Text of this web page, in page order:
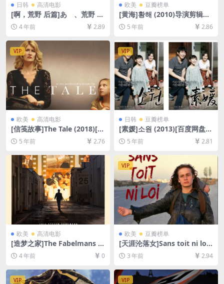
日韩 高清电影
[啊，荒野 后篇]あゝ、荒野 後
篇 (2017)[百度网盘+迅雷云盘
资源1080P超清未删减][MP4/
9.3GB][日语中字]
4 年前 2.89
欧美 豆瓣榜单
[黄海]황해 (2010)导演剪辑版
[百度网盘+夸克网盘+迅雷云
盘资源1080P超清未删减][MP
5 年前 2.86
VIP
欧美 高清电影
[信笺故事]The Tale (2018)[百
度网盘+迅雷云盘资源1080P
超清未删减][MP4/7.5GB][中
英字幕]
5 年前 2.76
VIP
日韩 豆瓣榜单
[素媛]소원 (2013)[百度网盘
+夸克网盘+迅雷云盘资源1080
P超清未删减][MP4/7.7GB][韩
语中字]
5 年前 2.81
欧美 高清电影
[造梦之家]The Fabelmans (2
022)[百度网盘+迅雷云盘资源
1080P超清未删减][MP4/8G
4 年前 0
VIP
欧美 豆瓣榜单
[天涯沦落女]Sans toit ni loi
(1985)[百度网盘+夸克网盘10
80P超清未删减资源][网盘在
文字幕]
3 年前 2.94
VIP VIP